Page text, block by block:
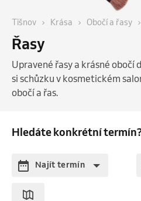
Tišnov Krása Obočí a řasy
Řasy
Upravené řasy a krásné
si schůzku v kosmetickém
obočí a řas.
Hledáte konkrétní
Najít termín